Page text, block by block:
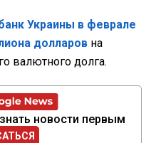
Украины в феврале
долларов на
валютного долга.
новости первым